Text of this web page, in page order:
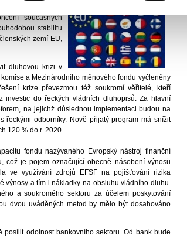
současných
stabilitu
zemí EU,
dluhovou krizi v
a Mezinárodního měnového fondu vyčleněny
krize převezmou též soukromí věřitelé, kteří
investic do řeckých vládních dluhopisů. Za hlavní
na jejichž důslednou implementaci budou na
řeckými odborníky. Nově přijatý program má snížit
120 % do r. 2020.
fondu nazývaného Evropský nástroj finanční
což je pojem označující obecně násobení výnosů
ve využívání zdrojů EFSF na pojišťování rizika
výnosy a tím i nákladky na obsluhu vládního dluhu.
a soukromého sektoru za účelem poskytování
dvou uváděných metod by mělo být dosahováno
odolnost bankovního sektoru. Od bank bude